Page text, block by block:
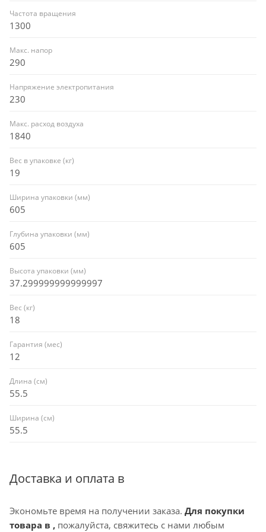
Частота вращения
1300
Макс. напор
290
Напряжение электропитания
230
Макс. расход воздуха
1840
Вес в упаковке (кг)
19
Ширина упаковки (мм)
605
Глубина упаковки (мм)
605
Высота упаковки (мм)
37.299999999999997
Вес (кг)
18
Гарантия (мес)
12
Длина (см)
55.5
Ширина (см)
55.5
Доставка и оплата в
Экономьте время на получении заказа. Для покупки
товара в , пожалуйста, свяжитесь с нами любым